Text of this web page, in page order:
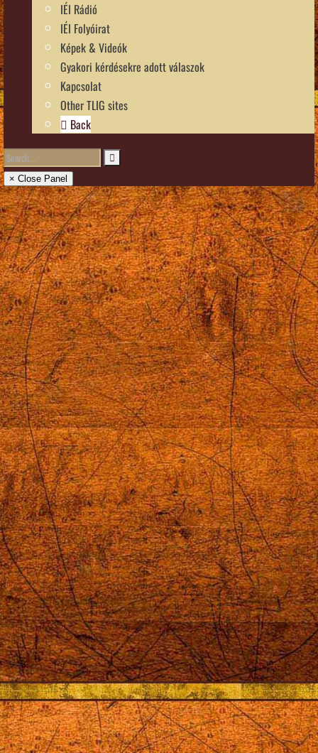
IÉI Rádió
IÉI Folyóirat
Képek & Videók
Gyakori kérdésekre adott válaszok
Kapcsolat
Other TLIG sites
Back
× Close Panel